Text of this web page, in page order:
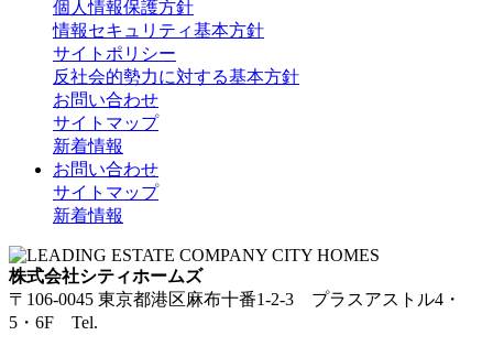
個人情報保護方針
情報セキュリティ基本方針
サイトポリシー
反社会的勢力に対する基本方針
お問い合わせ
サイトマップ
新着情報
お問い合わせ
サイトマップ
新着情報
株式会社シティホームズ
〒106-0045 東京都港区麻布十番1-2-3 プラスアストル4・
5・6F Tel.